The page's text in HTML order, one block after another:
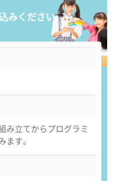
みください。
み立てからプログラミ
ます。